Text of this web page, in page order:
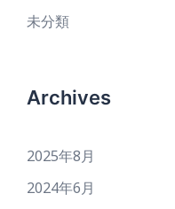
未分類
Archives
2025年8月
2024年6月